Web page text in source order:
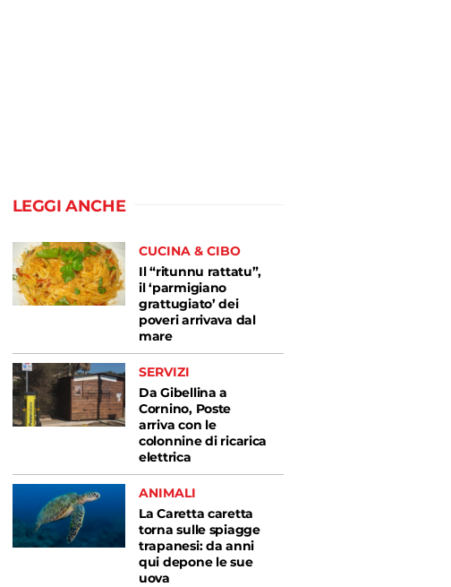
LEGGI ANCHE
CUCINA & CIBO
Il “ritunnu rattatu”,
il ‘parmigiano
grattugiato’ dei
poveri arrivava dal
mare
SERVIZI
Da Gibellina a
Cornino, Poste
arriva con le
colonnine di ricarica
elettrica
ANIMALI
La Caretta caretta
torna sulle spiagge
trapanesi: da anni
qui depone le sue
uova